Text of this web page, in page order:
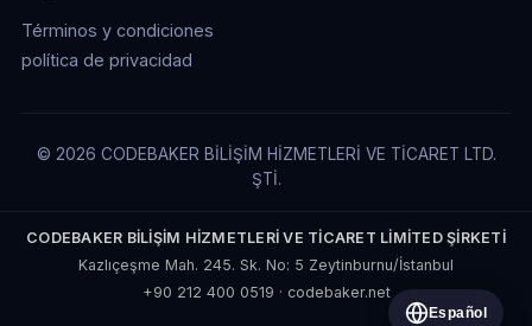
Términos y condiciones
política de privacidad
© 2026 CODEBAKER BİLİŞİM HİZMETLERİ VE TİCARET LTD.
ŞTİ.
CODEBAKER BİLİŞİM HİZMETLERİ VE TİCARET LİMİTED ŞİRKETİ
Kazlıçeşme Mah. 245. Sk. No: 5 Zeytinburnu/İstanbul
+90 212 400 0519 · codebaker.net
Español